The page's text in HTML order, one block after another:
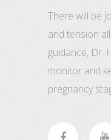
There will be
and tension
guidance, Dr.
monitor and
pregnancy